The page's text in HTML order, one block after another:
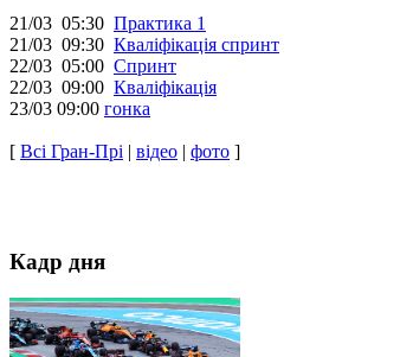
21/03 05:30 Практика 1
21/03 09:30 Кваліфікація спринт
22/03 05:00 Спринт
22/03 09:00 Кваліфікація
23/03 09:00 гонка
[ Всі Гран-Прі | відео | фото ]
Кадр дня